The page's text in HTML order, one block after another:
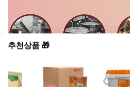
추천상품 🎁